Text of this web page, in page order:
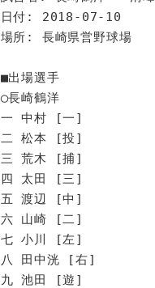
日付: 2018-07-10
場所: 長崎県営野球場
■出場選手
◯長崎鶴洋
一 中村 [一]
二 松本 [投]
三 荒木 [捕]
四 太田 [三]
五 渡辺 [中]
六 山崎 [二]
七 小川 [左]
八 田中洸 [右]
九 池田 [遊]